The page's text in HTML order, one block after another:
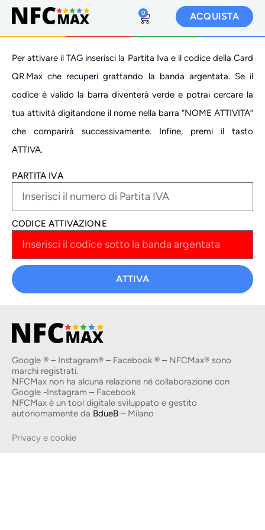
0 ACQUISTA
Per attivare il TAG inserisci la Partita Iva e il codice della Card
QR.Max che recuperi grattando la banda argentata. Se il
codice è valido la barra diventerà verde e potrai cercare la
tua attività digitandone il nome nella barra “NOME ATTIVITA”
che comparirà successivamente. Infine, premi il tasto
ATTIVA.
PARTITA IVA
CODICE ATTIVAZIONE
ATTIVA
Google ® – Instagram® – Facebook ® – NFCMax® sono
marchi registrati.
NFCMax non ha alcuna relazione né collaborazione con
Google -Instagram – Facebook
NFCMax è un tool digitale sviluppato e gestito
autonomamente da BdueB – Milano
Privacy e cookie